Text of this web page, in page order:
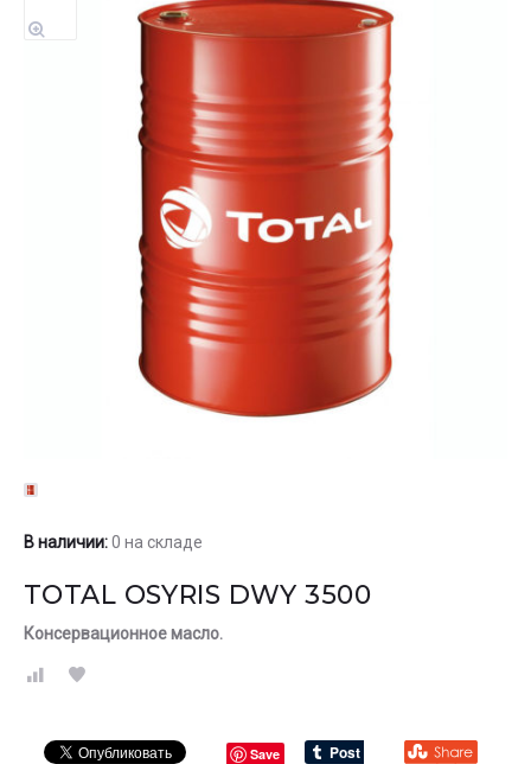
В наличии:0 на складе
TOTAL OSYRIS DWY 3500
Консервационное масло.
Save